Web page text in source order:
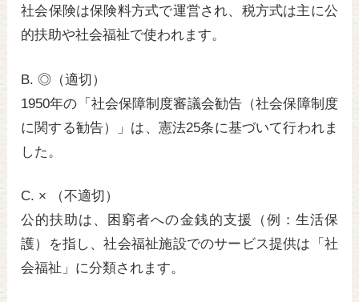
社会保険は保険料方式で運営され、税方式は主に公
的扶助や社会福祉で使われます。
B. ◎（適切）
1950年の「社会保障制度審議会勧告（社会保障制度
に関する勧告）」は、憲法25条に基づいて行われま
した。
C. × （不適切）
公的扶助は、困窮者への金銭的支援（例：生活保
護）を指し、社会福祉施設でのサービス提供は「社
会福祉」に分類されます。